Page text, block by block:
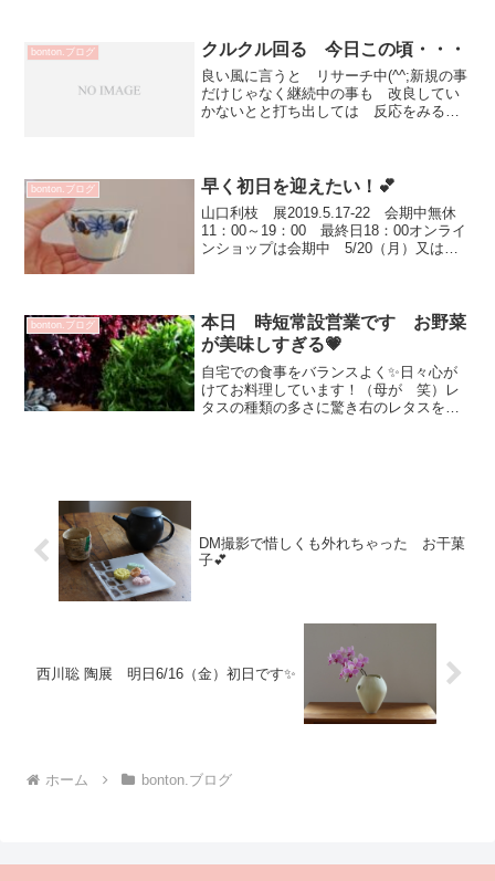
沢山見えました^^ 併設されている窯元
のショップ お洒落な...
bonton.ブログ クルクル回る 今日この頃・・・
良い風に言うと リサーチ中(^^;新規の事
だけじゃなく継続中の事も 改良してい
かないとと打ち出しては 反応をみるの
乏しいんでしょうか...
bonton.ブログ 早く初日を迎えたい！💕
山口利枝 展2019.5.17-22 会期中無休
11：00～19：00 最終日18：00オンライ
ンショップは会期中 5/20（月）又は
bonton.ブログ
本日 時短常設営業です お野菜
が美味しすぎる💗
自宅での食事をバランスよく✨日々心が
けてお料理しています！（母が 笑）レ
タスの種類の多さに驚き右のレタスをシ
DM撮影で惜しくも外れちゃった お干菓
子💕
西川聡 陶展 明日6/16（金）初日です✨
ホーム bonton.ブログ